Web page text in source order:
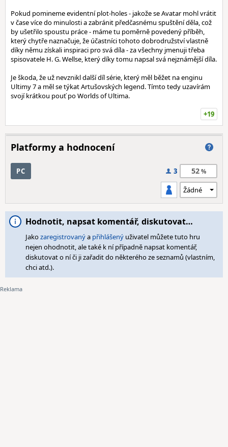
Pokud pomineme evidentní plot-holes - jakože se Avatar mohl vrátit
v čase více do minulosti a zabránit předčasnému spuštění děla, což
by ušetřilo spoustu práce - máme tu poměrně povedený příběh,
který chytře naznačuje, že účastníci tohoto dobrodružství vlastně
díky němu získali inspiraci pro svá díla - za všechny jmenuji třeba
spisovatele H. G. Wellse, který díky tomu napsal svá nejznámější díla.
Je škoda, že už nevznikl další díl série, který měl běžet na enginu
Ultimy 7 a měl se týkat Artušovských legend. Tímto tedy uzavírám
svojí krátkou pouť po Worlds of Ultima.
+19
Platformy a hodnocení
PC 3 52
Hodnotit, napsat komentář, diskutovat…
Jakozaregistrovanýa přihlášený uživatel můžete tuto hru
nejen ohodnotit, ale také k ní případně napsat komentář,
diskutovat o ní či ji zařadit do některého ze seznamů (vlastním,
chci atd.).